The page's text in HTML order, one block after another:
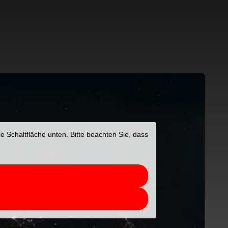
Schaltfläche unten. Bitte beachten Sie, dass